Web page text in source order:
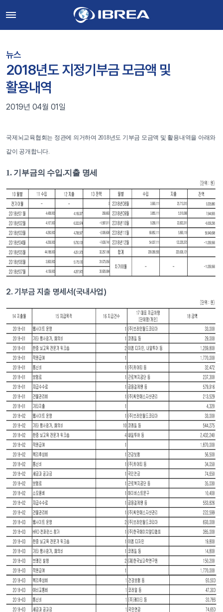
뉴스
2018년도 지정기부금 모금액 및
활용내역
2019년 04월 01일
국제뇌교육협회는 정관에 의거하여 2018년도 기부금 모금액 및 활용내역을 아래와
같이 공개합니다.
1. 기부금의 수입.지출 명세
2. 기부금 지출 명세서(국내사업)